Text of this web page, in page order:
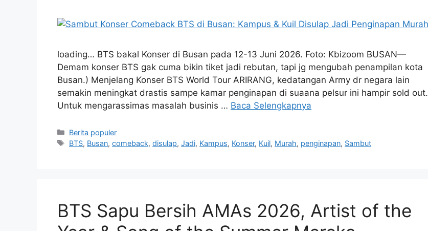
loading… BTS bakal Konser di Busan pada 12-13 Juni 2026. Foto: Kbizoom BUSAN—
Demam konser BTS gak cuma bikin tiket jadi rebutan, tapi jg mengubah penampilan kota
Busan.) Menjelang Konser BTS World Tour ARIRANG, kedatangan Army dr negara lain
semakin meningkat drastis sampe kamar penginapan di suaana pelsur ini hampir sold out.
Untuk mengarassimas masalah businis … Baca Selengkapnya
Kategori
Berita populer
Tag
BTS, Busan,comeback,disulap,Jadi, Kampus, Konser, Kuil, Murah, penginapan, Sambut
BTS Sapu Bersih AMAs 2026, Artist of the